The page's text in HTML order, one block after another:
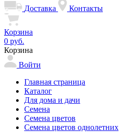
Доставка
Контакты
Корзина
0 руб.
Корзина
Войти
Главная страница
Каталог
Для дома и дачи
Семена
Семена цветов
Семена цветов однолетних